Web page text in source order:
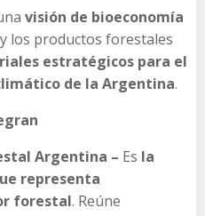
visión de bioeconomía
los productos forestales
estratégicos para el
de la Argentina.
Argentina – Es la
representa
forestal. Reúne